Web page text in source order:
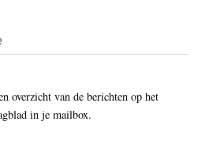
overzicht van de berichten op het
in je mailbox.